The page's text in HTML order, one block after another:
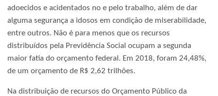
adoecidos e acidentados no e pelo trabalho, além de dar
alguma segurança a idosos em condição de miserabilidade,
entre outros. Não é para menos que os recursos
distribuídos pela Previdência Social ocupam a segunda
maior fatia do orçamento federal. Em 2018, foram 24,48%,
de um orçamento de R$ 2,62 trilhões.
Na distribuição de recursos do Orçamento Público da